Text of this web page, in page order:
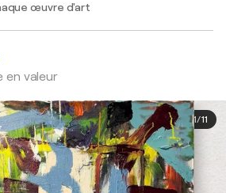
œuvre d'art
en valeur
1/11